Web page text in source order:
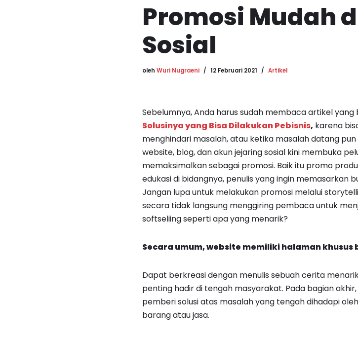
Promosi Mudah
Sosial
oleh Wuri Nugraeni 12 Februari 2021 Artikel
Sebelumnya, Anda harus sudah membaca artikel yang
Solusinya yang Bisa Dilakukan Pebisnis, karena
menghindari masalah, atau ketika masalah datang pun
website, blog, dan akun jejaring sosial kini membuka
memaksimalkan sebagai promosi. Baik itu promo
edukasi di bidangnya, penulis yang ingin memasarkan
Jangan lupa untuk melakukan promosi melalui
secara tidak langsung menggiring pembaca untuk
softseliing seperti apa yang menarik?
Secara umum, website memiliki halaman khusus
Dapat berkreasi dengan menulis sebuah cerita
penting hadir di tengah masyarakat. Pada bagian
pemberi solusi atas masalah yang tengah dihadapi
barang atau jasa.